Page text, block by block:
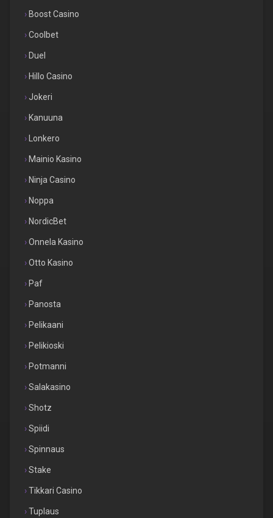
Boost Casino
Coolbet
Duel
Hillo Casino
Jokeri
Kanuuna
Lonkero
Mainio Kasino
Ninja Casino
Noppa
NordicBet
Onnela Kasino
Otto Kasino
Paf
Panosta
Pelikaani
Pelikioski
Potmanni
Salakasino
Shotz
Spiidi
Spinnaus
Stake
Tikkari Casino
Tuplaus